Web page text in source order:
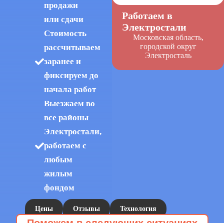
продажи
или сдачи
Стоимость
рассчитываем
заранее и
фиксируем до
начала работ
Выезжаем во
все районы
Электростали,
работаем с
любым
жилым
фондом
Цены Отзывы Технология
Работаем в
Электростали
Московская область,
городской округ
Электросталь